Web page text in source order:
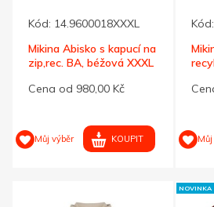
Kód: 14.9600018XXXL
Mikina Abisko s kapucí na
zip,rec. BA, béžová XXXL
Cena od 980,00 Kč
Můj výběr KOUPIT
Kód:
Můj
NOVINKA